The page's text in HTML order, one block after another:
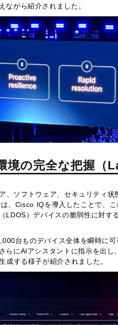
ながら紹介されました。
境の完全な把握（
、ソフトウェア、セキュリティ
、Cisco IQを導入したことで、
LDOS）デバイスの脆弱性に対す
台ものデバイス全体を瞬時に
らにAIアシスタントに指示を出
成する様子が紹介されました。